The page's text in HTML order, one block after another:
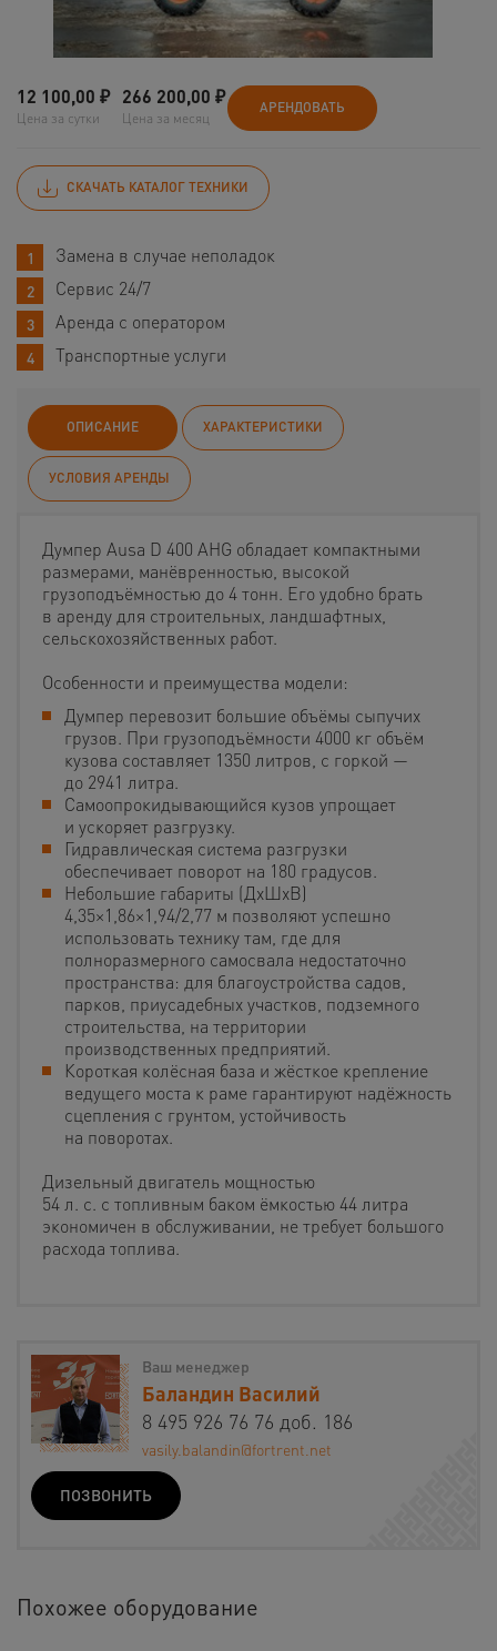
12 100,00 ₽
Цена за сутки
266 200,00 ₽
Цена за месяц
АРЕНДОВАТЬ
СКАЧАТЬ КАТАЛОГ ТЕХНИКИ
Замена в случае неполадок
Сервис 24/7
Аренда с оператором
Транспортные услуги
ОПИСАНИЕ ХАРАКТЕРИСТИКИ
УСЛОВИЯ АРЕНДЫ
Думпер Ausa D 400 AHG обладает компактными
размерами, манёвренностью, высокой
грузоподъёмностью до 4 тонн. Его удобно брать
в аренду для строительных, ландшафтных,
сельскохозяйственных работ.
Особенности и преимущества модели:
Думпер перевозит большие объёмы сыпучих
грузов. При грузоподъёмности 4000 кг объём
кузова составляет 1350 литров, с горкой —
до 2941 литра.
Самоопрокидывающийся кузов упрощает
и ускоряет разгрузку.
Гидравлическая система разгрузки
обеспечивает поворот на 180 градусов.
Небольшие габариты (ДxШxВ)
4,35×1,86×1,94/2,77 м позволяют успешно
использовать технику там, где для
полноразмерного самосвала недостаточно
пространства: для благоустройства садов,
парков, приусадебных участков, подземного
строительства, на территории
производственных предприятий.
Короткая колёсная база и жёсткое крепление
ведущего моста к раме гарантируют надёжность
сцепления с грунтом, устойчивость
на поворотах.
Дизельный двигатель мощностью
54 л. с. с топливным баком ёмкостью 44 литра
экономичен в обслуживании, не требует большого
расхода топлива.
Ваш менеджер
Баландин Василий
8 495 926 76 76 доб. 186
vasily.balandin@fortrent.net
ПОЗВОНИТЬ
Похожее оборудование